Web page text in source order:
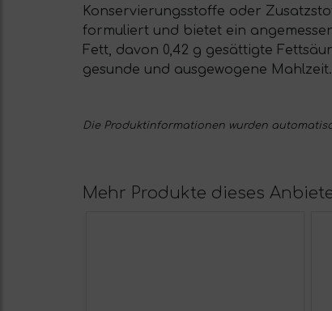
Konservierungsstoffe oder
formuliert und bietet ein
Fett, davon 0,42 g gesättigte
gesunde und ausgewogene Mahlzeit.
Die Produktinformationen wurden
Mehr Produkte dieses